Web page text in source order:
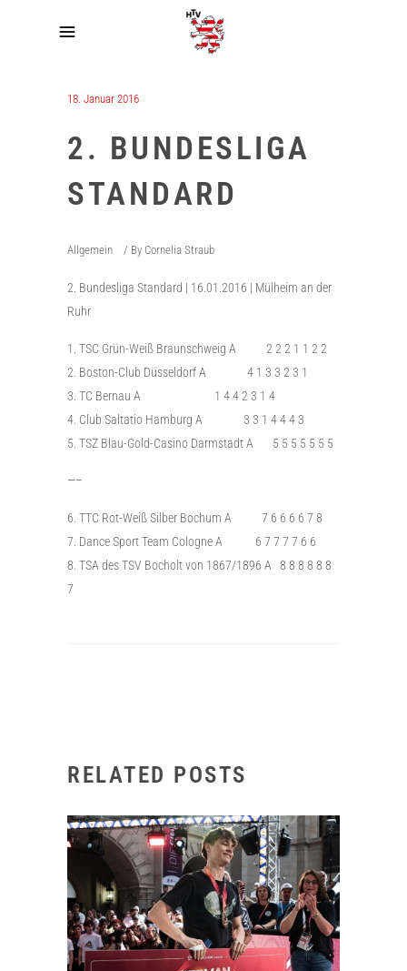
18. Januar 2016
2. BUNDESLIGA
STANDARD
Allgemein By Cornelia Straub
Bundesliga Standard | 16.01.2016 | Mülheim an der
Ruhr
TSC Grün-Weiß Braunschweig A 2 2 2 1 1 2 2
Boston-Club Düsseldorf A 4 1 3 3 2 3 1
TC Bernau A 1 4 4 2 3 1 4
Club Saltatio Hamburg A 3 3 1 4 4 4 3
TSZ Blau-Gold-Casino Darmstadt A 5 5 5 5 5 5 5
—–
TTC Rot-Weiß Silber Bochum A 7 6 6 6 6 7 8
Dance Sport Team Cologne A 6 7 7 7 7 6 6
TSA des TSV Bocholt von 1867/1896 A 8 8 8 8 8 8
7
RELATED POSTS